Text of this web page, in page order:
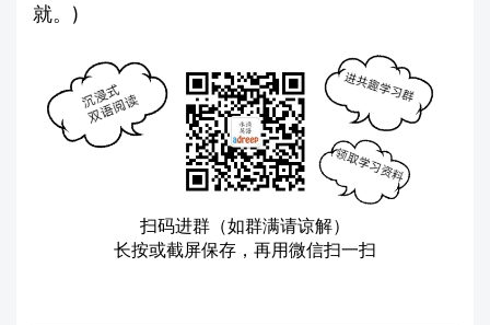
就。)
扫码进群（如群满请谅解）
长按或截屏保存，再用微信扫一扫